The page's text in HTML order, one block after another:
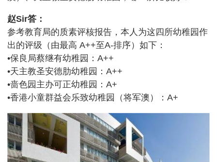
赵Sir答：
参考教育局的质素评核报告，本人为这四所幼稚园作
出的评级（由最高 A++至A-排序）如下：
•保良局蔡继有幼稚园：A++
•天主教圣安德肋幼稚园：A++
•啬色园主办可正幼稚园：A+
•香港小童群益会乐致幼稚园（将军澳）：A+